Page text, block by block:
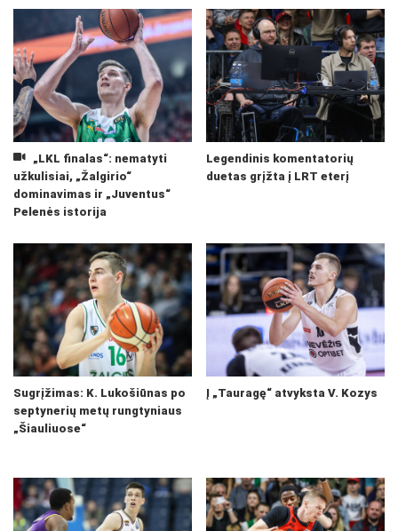
„LKL finalas“: nematyti
užkulisiai, „Žalgirio“
dominavimas ir „Juventus“
Pelenės istorija
Legendinis komentatorių
duetas grįžta į LRT eterį
Sugrįžimas: K. Lukošiūnas po
septynerių metų rungtyniaus
„Šiauliuose“
Į „Tauragę“ atvyksta V. Kozys